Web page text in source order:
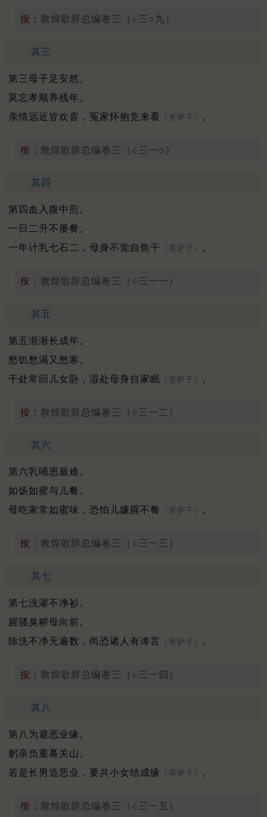
按： 敦煌歌辞总编卷三（○三○九）
其三
第三母子足安然。
莫忘孝顺养残年。
亲情远近皆欢喜，冤家怀抱竞来看
（菩萨子） 。
按： 敦煌歌辞总编卷三（○三一○）
其四
第四血入腹中煎。
一日二升不屡餐。
一年计乳七石二，母身不觉自焦干
（菩萨子） 。
按： 敦煌歌辞总编卷三（○三一一）
其五
第五渐渐长成年。
愁饥愁渴又愁寒。
干处常回儿女卧，湿处母身自家眠 （菩萨子） 。
按： 敦煌歌辞总编卷三（○三一二）
其六
第六乳哺恩最难。
如饧如蜜与儿餐。
母吃家常如蜜味，恐怕儿嫌腥不餐
（菩萨子） 。
按： 敦煌歌辞总编卷三（○三一三）
其七
第七洗濯不净衫。
腥骚臭秽母向前。
除洗不净无遍数，尚恐诸人有谗言
（菩萨子） 。
按： 敦煌歌辞总编卷三（○三一四）
其八
第八为避恶业缘。
躬亲负重蓦关山。
若是长男造恶业，要共小女结成缘
（菩萨子） 。
按： 敦煌歌辞总编卷三（○三一五）